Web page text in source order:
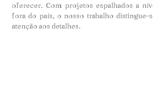
oferecer. Com projetos espalhados a
fora do país, o nosso trabalho distingue-
atenção aos detalhes.